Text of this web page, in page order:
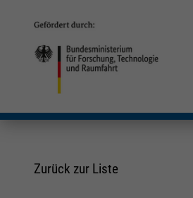
Zurück zur Liste